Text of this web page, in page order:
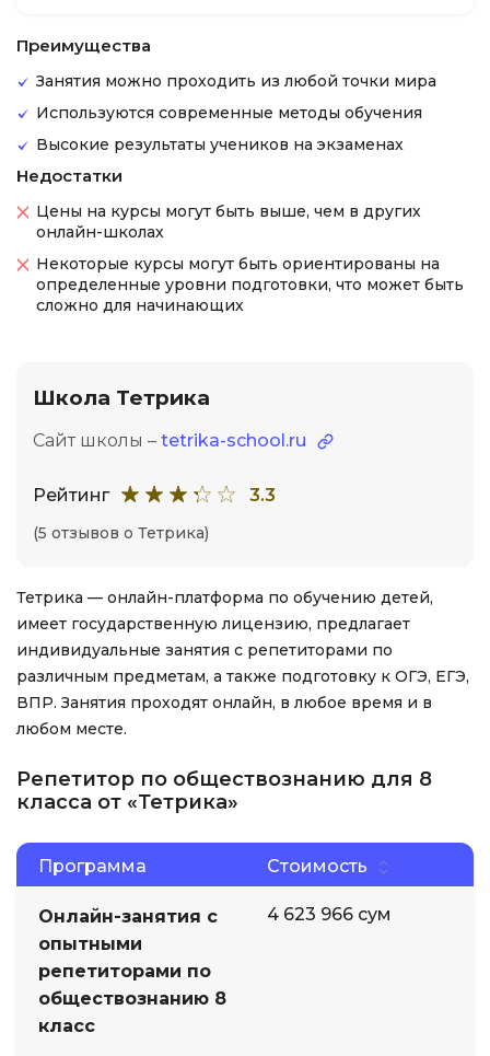
Преимущества
Занятия можно проходить из любой точки мира
Используются современные методы обучения
Высокие результаты учеников на экзаменах
Недостатки
Цены на курсы могут быть выше, чем в других
онлайн-школах
Некоторые курсы могут быть ориентированы на
определенные уровни подготовки, что может быть
сложно для начинающих
Школа Тетрика
Сайт школы – tetrika-school.ru
Рейтинг 3.3
(5 отзывов о Тетрика)
Тетрика — онлайн-платформа по обучению детей,
имеет государственную лицензию, предлагает
индивидуальные занятия с репетиторами по
различным предметам, а также подготовку к ОГЭ, ЕГЭ,
ВПР. Занятия проходят онлайн, в любое время и в
любом месте.
Репетитор по обществознанию для 8
класса от «Тетрика»
Программа Стоимость
Онлайн-занятия с
опытными
репетиторами по
обществознанию 8
класс
4 623 966 сум